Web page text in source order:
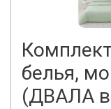
белья,
(ДВАЛА